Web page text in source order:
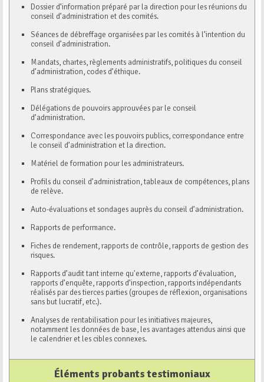
Dossier d’information préparé par la direction pour les réunions du
conseil d’administration et des comités.
Séances de débreffage organisées par les comités à l’intention du
conseil d’administration.
Mandats, chartes, règlements administratifs, politiques du conseil
d’administration, codes d’éthique.
Plans stratégiques.
Délégations de pouvoirs approuvées par le conseil
d’administration.
Correspondance avec les pouvoirs publics, correspondance entre
le conseil d’administration et la direction.
Matériel de formation pour les administrateurs.
Profils du conseil d’administration, tableaux de compétences, plans
de relève.
Auto-évaluations et sondages auprès du conseil d’administration.
Rapports de performance.
Fiches de rendement, rapports de contrôle, rapports de gestion des
risques.
Rapports d’audit tant interne qu'externe, rapports d’évaluation,
rapports d’enquête, rapports d’inspection, rapports indépendants
réalisés par des tierces parties (groupes de réflexion, organisations
sans but lucratif, etc.).
Analyses de rentabilisation pour les initiatives majeures,
notamment les données de base, les avantages attendus ainsi que
le calendrier et les cibles connexes.
Éléments probants testimoniaux